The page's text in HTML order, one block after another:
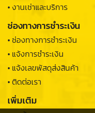
• งานเช่าและบริการ
ช่องทางการชำระเงิน
• ช่องทางการชำระเงิน
• แจ้งการชำระเงิน
• แจ้งเลขพัสดุส่งสินค้า
• ติดต่อเรา
เพิ่มเติม